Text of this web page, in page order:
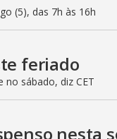
(5), das 7h às 16h
feriado
sábado, diz CET
nesta